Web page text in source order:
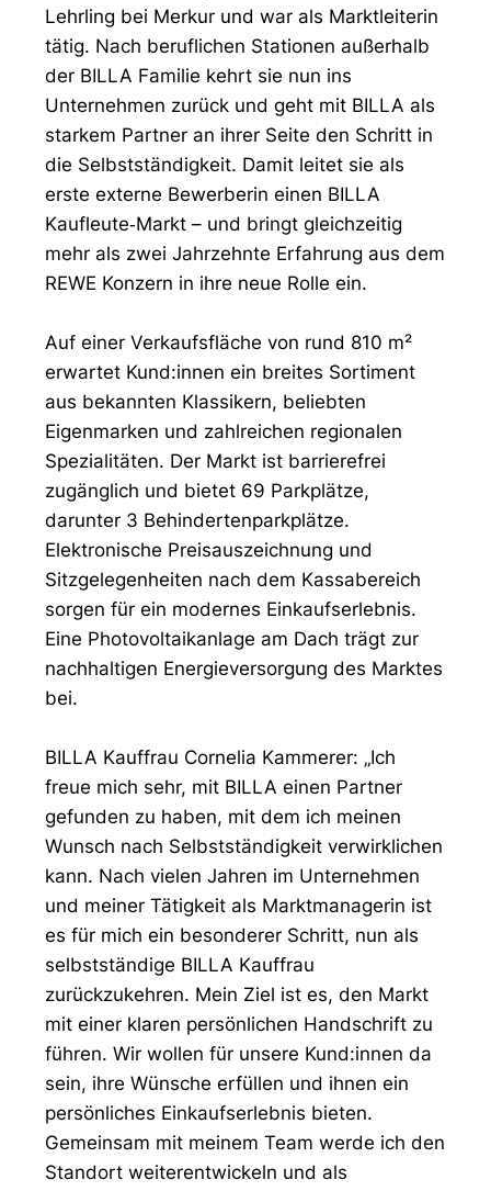
Lehrling bei Merkur und war als Marktleiterin
tätig. Nach beruflichen Stationen außerhalb
der BILLA Familie kehrt sie nun ins
Unternehmen zurück und geht mit BILLA als
starkem Partner an ihrer Seite den Schritt in
die Selbstständigkeit. Damit leitet sie als
erste externe Bewerberin einen BILLA
Kaufleute‑Markt – und bringt gleichzeitig
mehr als zwei Jahrzehnte Erfahrung aus dem
REWE Konzern in ihre neue Rolle ein.
Auf einer Verkaufsfläche von rund 810 m²
erwartet Kund:innen ein breites Sortiment
aus bekannten Klassikern, beliebten
Eigenmarken und zahlreichen regionalen
Spezialitäten. Der Markt ist barrierefrei
zugänglich und bietet 69 Parkplätze,
darunter 3 Behindertenparkplätze.
Elektronische Preisauszeichnung und
Sitzgelegenheiten nach dem Kassabereich
sorgen für ein modernes Einkaufserlebnis.
Eine Photovoltaikanlage am Dach trägt zur
nachhaltigen Energieversorgung des Marktes
bei.
BILLA Kauffrau Cornelia Kammerer: „Ich
freue mich sehr, mit BILLA einen Partner
gefunden zu haben, mit dem ich meinen
Wunsch nach Selbstständigkeit verwirklichen
kann. Nach vielen Jahren im Unternehmen
und meiner Tätigkeit als Marktmanagerin ist
es für mich ein besonderer Schritt, nun als
selbstständige BILLA Kauffrau
zurückzukehren. Mein Ziel ist es, den Markt
mit einer klaren persönlichen Handschrift zu
führen. Wir wollen für unsere Kund:innen da
sein, ihre Wünsche erfüllen und ihnen ein
persönliches Einkaufserlebnis bieten.
Gemeinsam mit meinem Team werde ich den
Standort weiterentwickeln und als